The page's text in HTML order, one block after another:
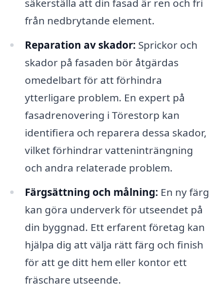
säkerställa att din fasad är ren och fri
från nedbrytande element.
Reparation av skador: Sprickor och
skador på fasaden bör åtgärdas
omedelbart för att förhindra
ytterligare problem. En expert på
fasadrenovering i Törestorp kan
identifiera och reparera dessa skador,
vilket förhindrar vatteninträngning
och andra relaterade problem.
Färgsättning och målning: En ny färg
kan göra underverk för utseendet på
din byggnad. Ett erfarent företag kan
hjälpa dig att välja rätt färg och finish
för att ge ditt hem eller kontor ett
fräschare utseende.